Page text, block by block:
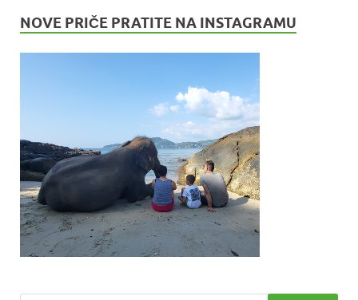
NOVE PRIČE PRATITE NA INSTAGRAMU